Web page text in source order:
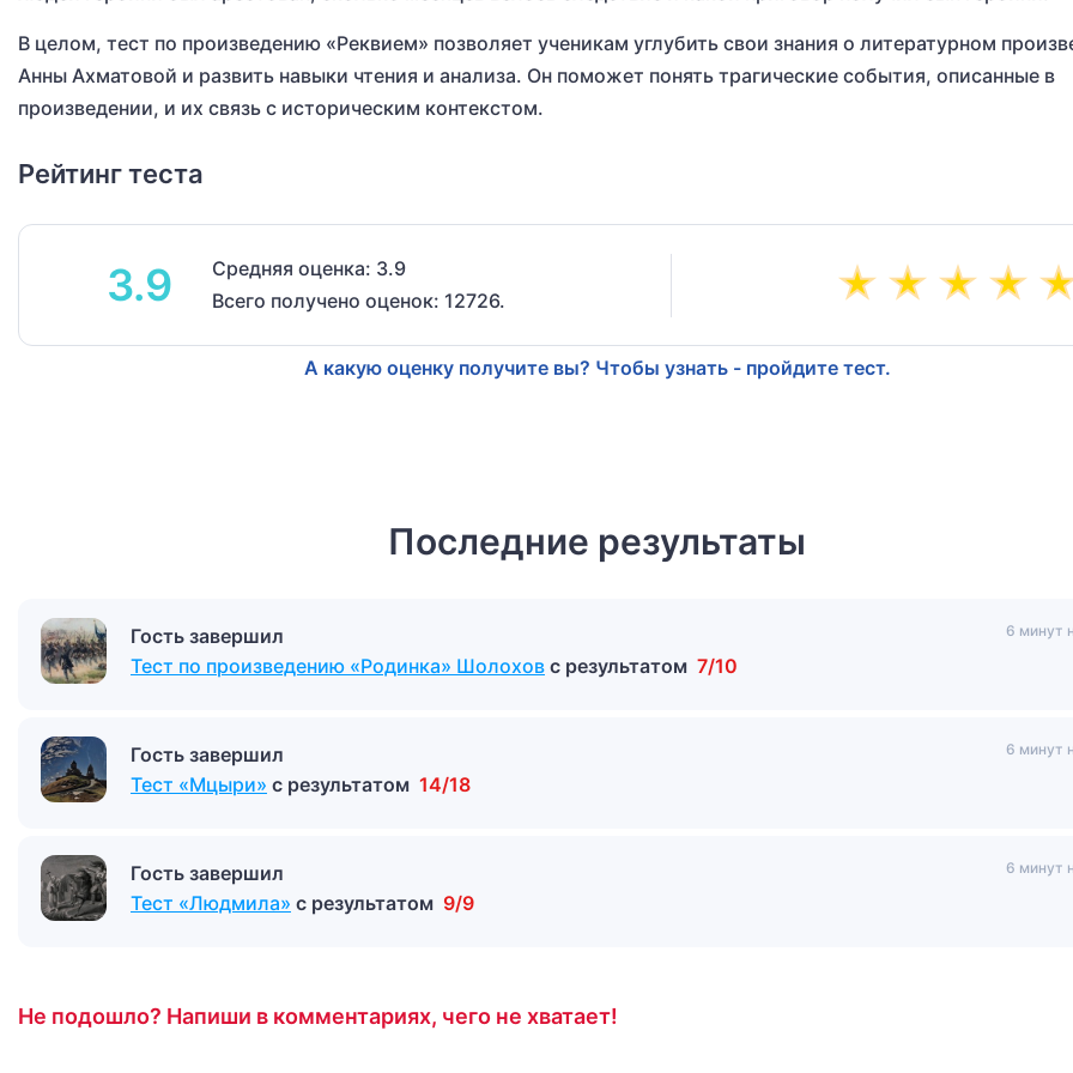
В целом, тест по произведению «Реквием» позволяет ученикам углубить свои знания о литературном
Анны Ахматовой и развить навыки чтения и анализа. Он поможет понять трагические события, описанные в
произведении, и их связь с историческим контекстом.
Рейтинг теста
3.9
Средняя оценка: 3.9
Всего получено оценок: 12726.
А какую оценку получите вы? Чтобы узнать - пройдите тест.
Последние результаты
Гость завершил
Тест по произведению «Родинка» Шолохов с результатом 7/10
6 минут
Гость завершил
Тест «Мцыри» с результатом 14/18
6 минут
Гость завершил
Тест «Людмила» с результатом 9/9
6 минут
Не подошло? Напиши в комментариях, чего не хватает!